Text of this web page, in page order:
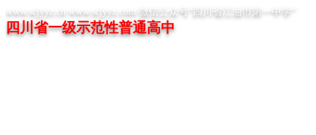
www.scjyyz.cn www.scjyyz.com 微信公众号“四川省江油市第一中学”
四川省一级示范性普通高中